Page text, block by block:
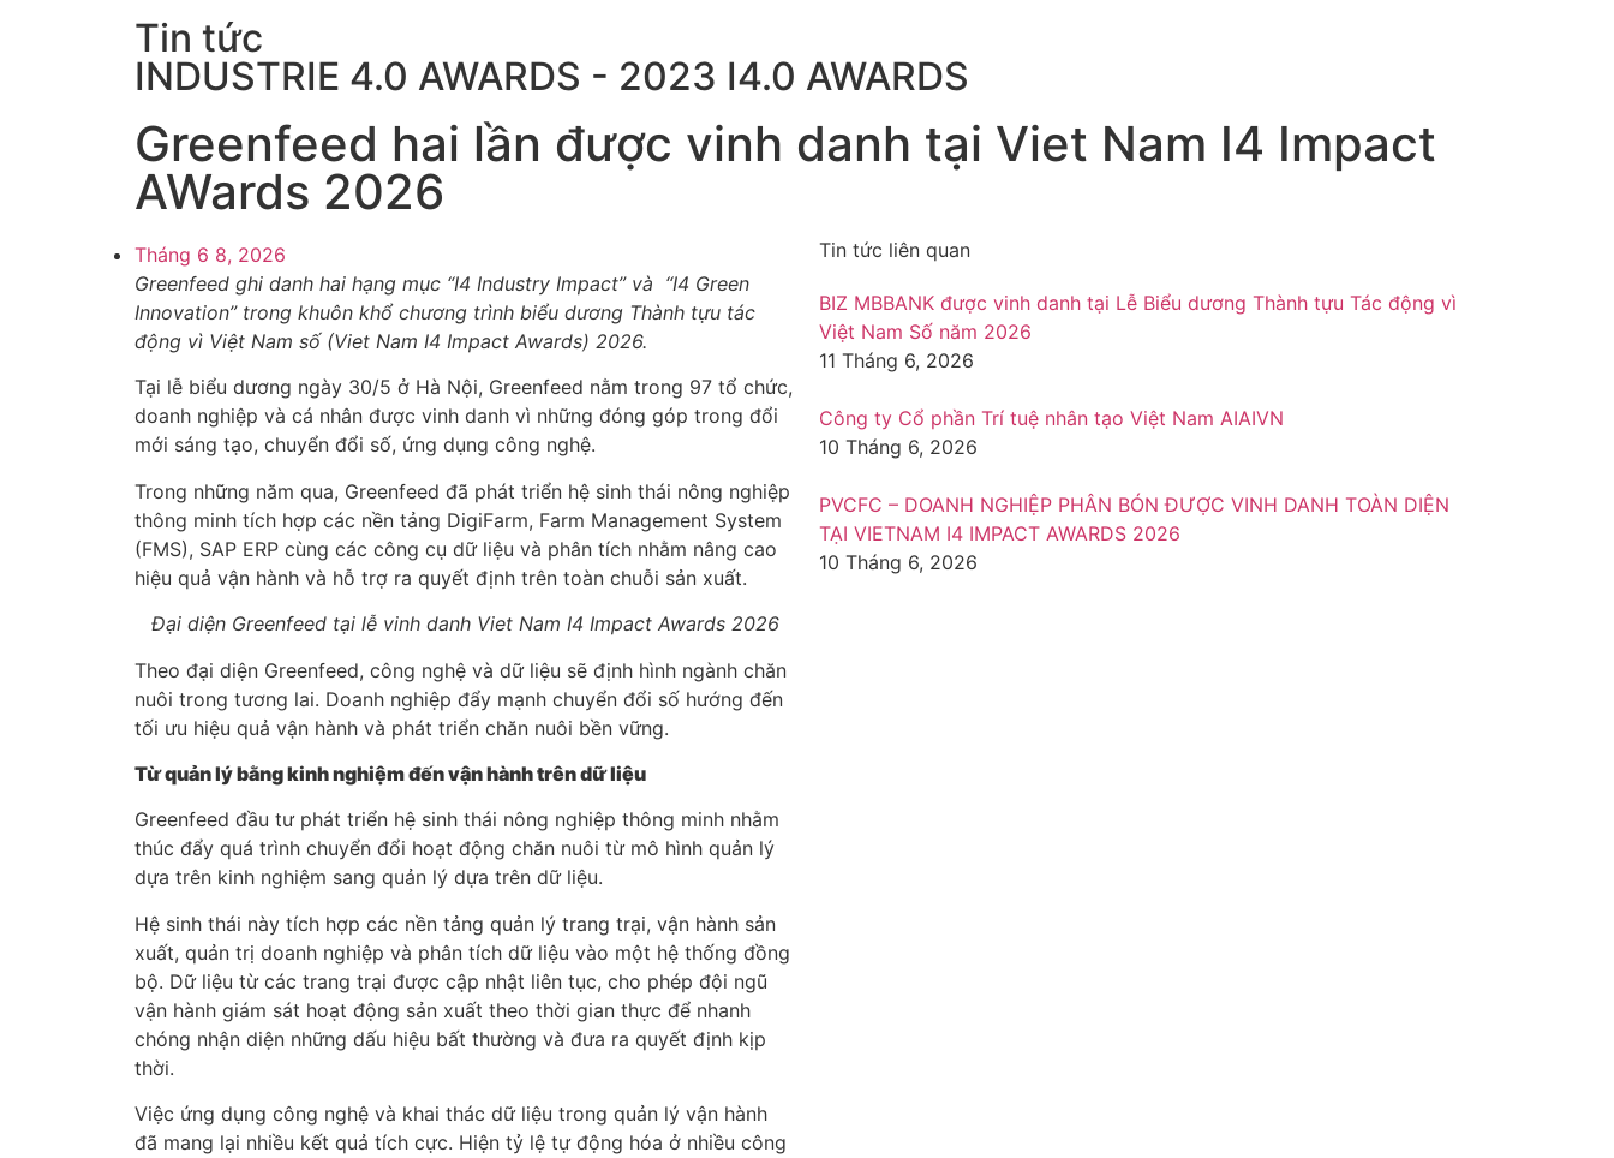
Tin tức
INDUSTRIE 4.0 AWARDS - 2023 I4.0 AWARDS
Greenfeed hai lần được vinh danh tại Viet Nam I4 Impact
AWards 2026
Tháng 6 8, 2026
Greenfeed ghi danh hai hạng mục “I4 Industry Impact” và “I4 Green
Innovation” trong khuôn khổ chương trình biểu dương Thành tựu tác
động vì Việt Nam số (Viet Nam I4 Impact Awards) 2026.
Tại lễ biểu dương ngày 30/5 ở Hà Nội, Greenfeed nằm trong 97 tổ chức,
doanh nghiệp và cá nhân được vinh danh vì những đóng góp trong đổi
mới sáng tạo, chuyển đổi số, ứng dụng công nghệ.
Trong những năm qua, Greenfeed đã phát triển hệ sinh thái nông nghiệp
thông minh tích hợp các nền tảng DigiFarm, Farm Management System
(FMS), SAP ERP cùng các công cụ dữ liệu và phân tích nhằm nâng cao
hiệu quả vận hành và hỗ trợ ra quyết định trên toàn chuỗi sản xuất.
Đại diện Greenfeed tại lễ vinh danh Viet Nam I4 Impact Awards 2026
Theo đại diện Greenfeed, công nghệ và dữ liệu sẽ định hình ngành chăn
nuôi trong tương lai. Doanh nghiệp đẩy mạnh chuyển đổi số hướng đến
tối ưu hiệu quả vận hành và phát triển chăn nuôi bền vững.
Từ quản lý bằng kinh nghiệm đến vận hành trên dữ liệu
Greenfeed đầu tư phát triển hệ sinh thái nông nghiệp thông minh nhằm
thúc đẩy quá trình chuyển đổi hoạt động chăn nuôi từ mô hình quản lý
dựa trên kinh nghiệm sang quản lý dựa trên dữ liệu.
Hệ sinh thái này tích hợp các nền tảng quản lý trang trại, vận hành sản
xuất, quản trị doanh nghiệp và phân tích dữ liệu vào một hệ thống đồng
bộ. Dữ liệu từ các trang trại được cập nhật liên tục, cho phép đội ngũ
vận hành giám sát hoạt động sản xuất theo thời gian thực để nhanh
chóng nhận diện những dấu hiệu bất thường và đưa ra quyết định kịp
thời.
Việc ứng dụng công nghệ và khai thác dữ liệu trong quản lý vận hành
đã mang lại nhiều kết quả tích cực. Hiện tỷ lệ tự động hóa ở nhiều công
Tin tức liên quan
BIZ MBBANK được vinh danh tại Lễ Biểu dương Thành tựu Tác động vì
Việt Nam Số năm 2026
11 Tháng 6, 2026
Công ty Cổ phần Trí tuệ nhân tạo Việt Nam AIAIVN
10 Tháng 6, 2026
PVCFC – DOANH NGHIỆP PHÂN BÓN ĐƯỢC VINH DANH TOÀN DIỆN
TẠI VIETNAM I4 IMPACT AWARDS 2026
10 Tháng 6, 2026